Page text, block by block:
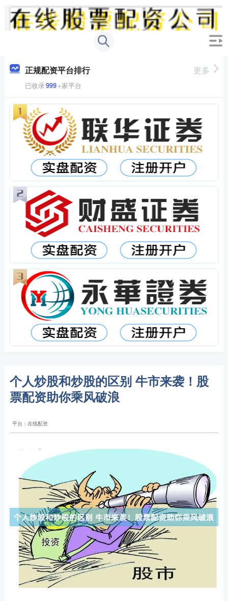
正规配资平台排行
已收录999+家平台
更多
个人炒股和炒股的区别 牛市来袭！股
票配资助你乘风破浪
平台：在线配资